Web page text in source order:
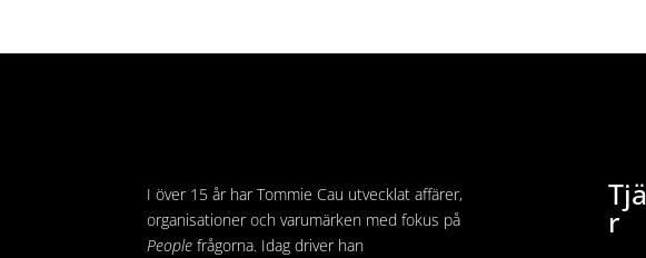
I över 15 år har Tommie Cau utvecklat affärer,
organisationer och varumärken med fokus på
People frågorna. Idag driver han
r